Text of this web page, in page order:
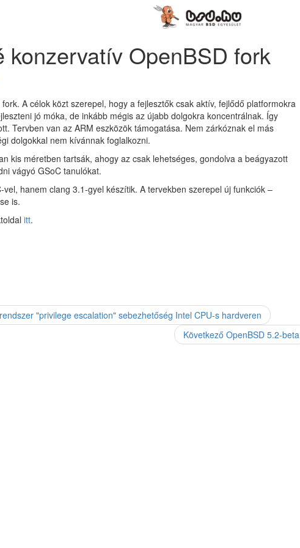
konzervatív OpenBSD fork
A célok közt szerepel, hogy a fejlesztők csak aktív, fejlődő platformokra
jó móka, de inkább mégis az újabb dolgokra koncentrálnak. Így
Tervben van az ARM eszközök támogatása. Nem zárkóznak el más
dolgokkal nem kívánnak foglalkozni.
kis méretben tartsák, ahogy az csak lehetséges, gondolva a beágyazott
vágyó GSoC tanulókat.
hanem clang 3.1-gyel készítik. A tervekben szerepel új funkciók –
is.
itt.
"privilege escalation" sebezhetőség Intel CPU-s hardveren
Következő Next
post:
OpenBSD 5.2-beta